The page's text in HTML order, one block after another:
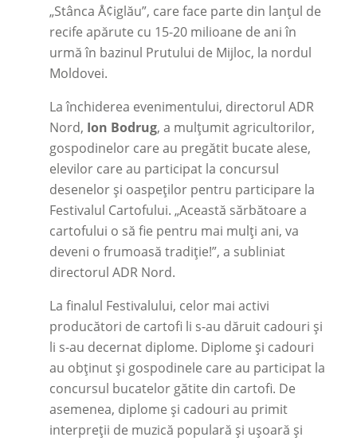
„Stânca Å¢iglău”, care face parte din lanțul de
recife apărute cu 15-20 milioane de ani în
urmă în bazinul Prutului de Mijloc, la nordul
Moldovei.
La închiderea evenimentului, directorul ADR
Nord, Ion Bodrug, a mulțumit agricultorilor,
gospodinelor care au pregătit bucate alese,
elevilor care au participat la concursul
desenelor și oaspeților pentru participare la
Festivalul Cartofului. „Această sărbătoare a
cartofului o să fie pentru mai mulți ani, va
deveni o frumoasă tradiție!”, a subliniat
directorul ADR Nord.
La finalul Festivalului, celor mai activi
producători de cartofi li s-au dăruit cadouri și
li s-au decernat diplome. Diplome și cadouri
au obținut și gospodinele care au participat la
concursul bucatelor gătite din cartofi. De
asemenea, diplome și cadouri au primit
interpreții de muzică populară și ușoară și